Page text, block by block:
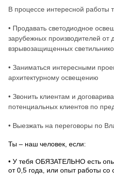
В процессе интересной работы
• Продавать светодиодное
зарубежных производителей от
взрывозащищенных
• Заниматься интересными
архитектурному освещению
• Звонить клиентам и
потенциальных клиентов по
• Выезжать на переговоры по
Ты – наш человек, если:
• У тебя ОБЯЗАТЕЛЬНО есть
от 0,5 года, или опыт работы со